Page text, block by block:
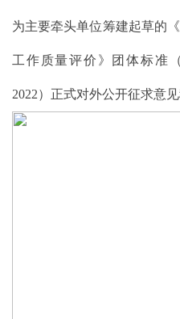
关于我们
为主要牵头单位筹建起草的
工作质量评价》团体标准
2022）正式对外公开征求意见